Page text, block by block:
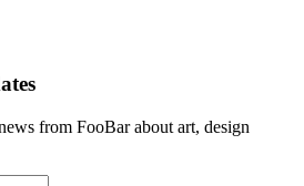
from FooBar about art, design